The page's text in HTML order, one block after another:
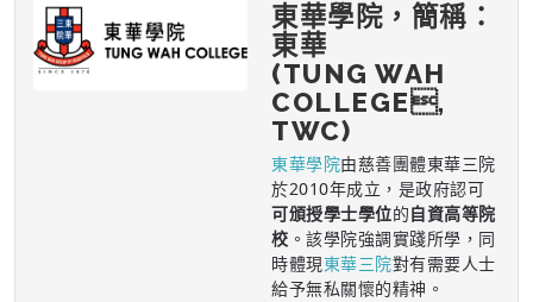
東華學院，簡稱：
東華
(TUNG WAH
COLLEGE,
TWC)
東華學院由慈善團體東華三院
於2010年成立，是政府認可
可頒授學士學位的自資高等院
校 。該學院強調實踐所學，同
時體現東華三院對有需要人士
給予無私關懷的精神。